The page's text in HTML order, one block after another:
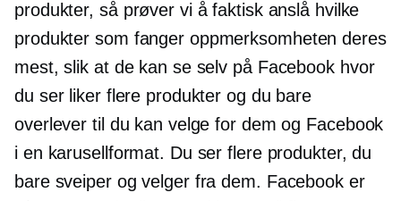
produkter, så prøver vi å faktisk anslå hvilke
produkter som fanger oppmerksomheten deres
mest, slik at de kan se selv på Facebook hvor
du ser liker flere produkter og du bare
overlever til du kan velge for dem og Facebook
i en karusellformat. Du ser flere produkter, du
bare sveiper og velger fra dem. Facebook er